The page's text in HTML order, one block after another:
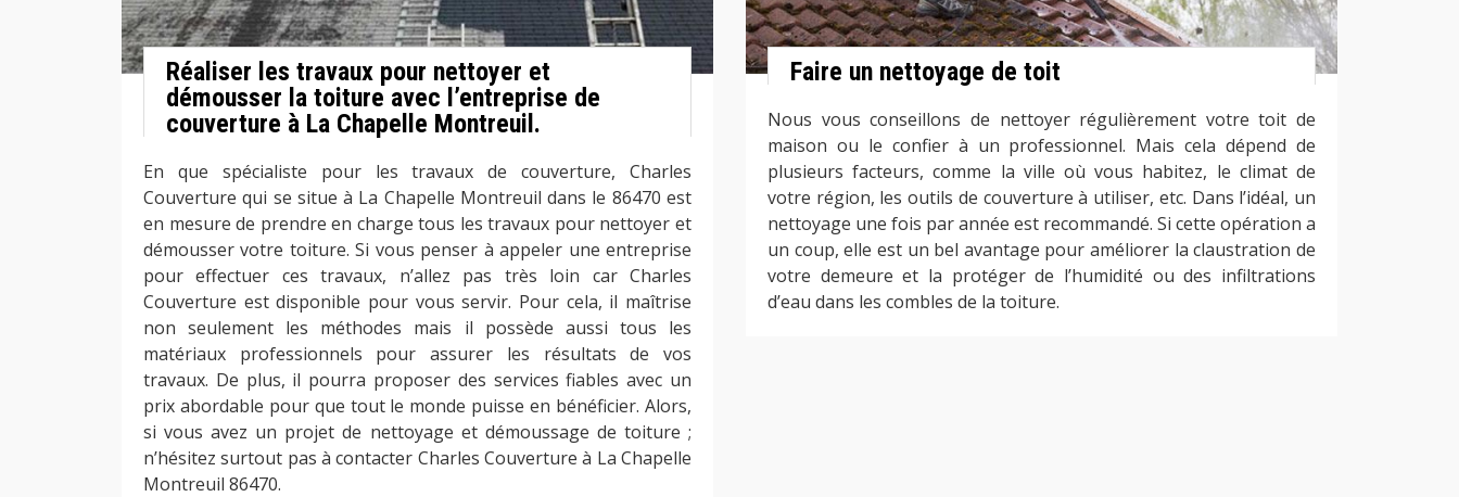
Réaliser les travaux pour nettoyer et
démousser la toiture avec l’entreprise de
couverture à La Chapelle Montreuil.
En que spécialiste pour les travaux de couverture, Charles
Couverture qui se situe à La Chapelle Montreuil dans le 86470 est
en mesure de prendre en charge tous les travaux pour nettoyer et
démousser votre toiture. Si vous penser à appeler une entreprise
pour effectuer ces travaux, n’allez pas très loin car Charles
Couverture est disponible pour vous servir. Pour cela, il maîtrise
non seulement les méthodes mais il possède aussi tous les
matériaux professionnels pour assurer les résultats de vos
travaux. De plus, il pourra proposer des services fiables avec un
prix abordable pour que tout le monde puisse en bénéficier. Alors,
si vous avez un projet de nettoyage et démoussage de toiture ;
n’hésitez surtout pas à contacter Charles Couverture à La Chapelle
Montreuil 86470.
Faire un nettoyage de toit
Nous vous conseillons de nettoyer régulièrement votre toit de
maison ou le confier à un professionnel. Mais cela dépend de
plusieurs facteurs, comme la ville où vous habitez, le climat de
votre région, les outils de couverture à utiliser, etc. Dans l’idéal, un
nettoyage une fois par année est recommandé. Si cette opération a
un coup, elle est un bel avantage pour améliorer la claustration de
votre demeure et la protéger de l’humidité ou des infiltrations
d’eau dans les combles de la toiture.